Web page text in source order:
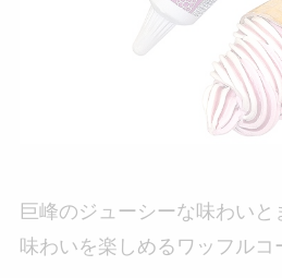
巨峰のジューシーな味わい
味わいを楽しめるワッフルコ